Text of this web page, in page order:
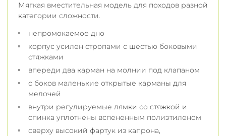
Мягкая вместительная модель для походов разной
категории сложности.
непромокаемое дно
корпус усилен стропами с шестью боковыми
стяжками
впереди два карман на молнии под клапаном
с боков маленькие открытые карманы для
мелочей
внутри регулируемые лямки со стяжкой и
спинка уплотнены вспененным полиэтиленом
сверху высокий фартук из капрона,